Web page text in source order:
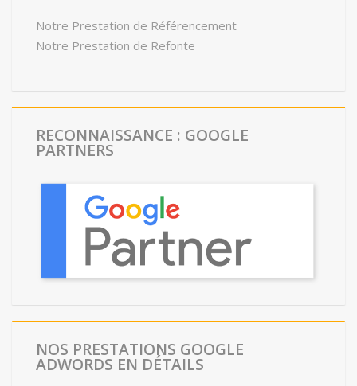
Notre Prestation de Référencement
Notre Prestation de Refonte
RECONNAISSANCE : GOOGLE
PARTNERS
NOS PRESTATIONS GOOGLE
ADWORDS EN DÉTAILS